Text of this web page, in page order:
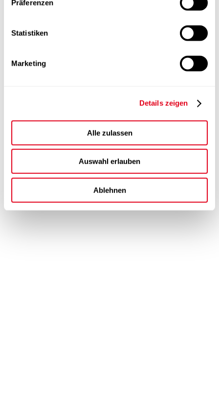
Präferenzen
Statistiken
Marketing
Details zeigen
Alle zulassen
Auswahl erlauben
Ablehnen